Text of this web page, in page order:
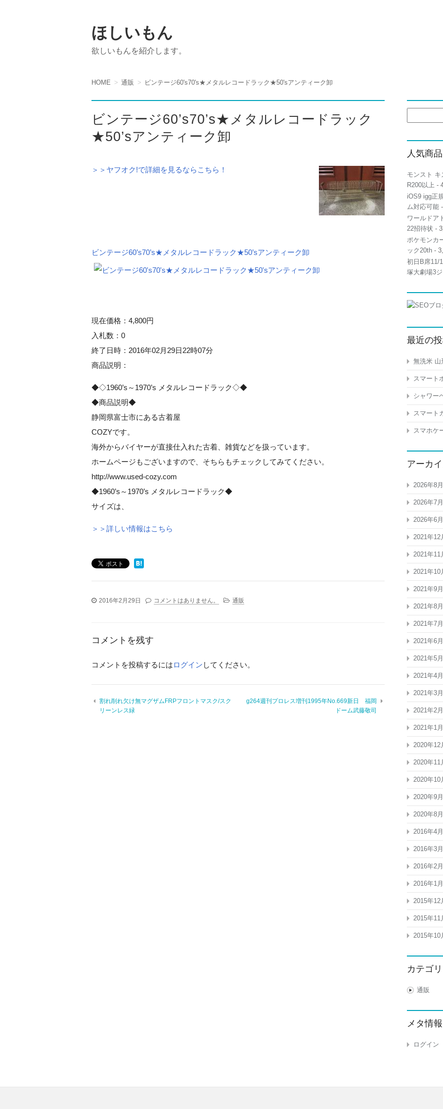
ほしいもん
欲しいもんを紹介します。
HOME 通販 ビンテージ60's70's★メタルレコードラック★50'sアンティーク卸
ビンテージ60’s70’s★メタルレコードラック
★50’sアンティーク卸
＞＞ヤフオク!で詳細を見るならこちら！
ビンテージ60’s70’s★メタルレコードラック★50’sアンティーク卸
現在価格：4,800円
入札数：0
終了日時：2016年02月29日22時07分
商品説明：
◆◇1960’s～1970’s メタルレコードラック◇◆
◆商品説明◆
静岡県富士市にある古着屋
COZYです。
海外からバイヤーが直接仕入れた古着、雑貨などを扱っています。
ホームページもございますので、そちらもチェックしてみてください。
http://www.used-cozy.com
◆1960’s～1970’s メタルレコードラック◆
サイズは、
＞＞詳しい情報はこちら
2016年2月29日 コメントはありません。 通販
コメントを残す
コメントを投稿するにはログイン してください。
割れ削れ欠け無マグザムFRPフロントマスク/スク
リーンレス緑
g264週刊プロレス増刊1995年No.669新日 福岡
ドーム武藤敬司
索:
人気商
モンスト
R200以上 -
iOS9 igg正
ム対応可能
ワールドア
22招待状 -
ポケモンカ
ック20th -
初日B席11/
塚大劇場3ジ
最近の
無洗米 山
スマート
シャワー
スマート
スマホケ
アーカ
2026年8月
2026年7月
2026年6月
2021年12
2021年11
2021年10
2021年9月
2021年8月
2021年7月
2021年6月
2021年5月
2021年4月
2021年3月
2021年2月
2021年1月
2020年12
2020年11
2020年10
2020年9月
2020年8月
2016年4月
2016年3月
2016年2月
2016年1月
2015年12
2015年11
2015年10
カテゴ
通販
メタ情報
ログイン